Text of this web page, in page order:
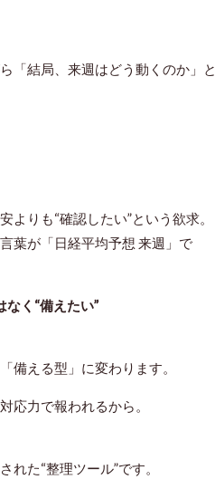
「結局、来週はどう動くのか」と
よりも“確認したい”という欲求。
葉が「日経平均予想 来週」で
なく“備えたい”
備える型」に変わります。
対応力で報われるから。
れた“整理ツール”です。